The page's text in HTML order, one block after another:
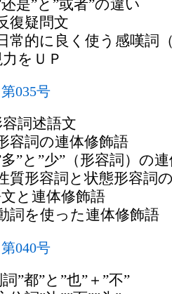
是”と”或者”の違い
復疑問文
常的に良く使う感嘆詞
をＵＰ
035号
詞述語文
容詞の連体修飾語
”と”少”（形容詞）の
質形容詞と状態形容詞
と連体修飾語
詞を使った連体修飾語
040号
”都”と”也”＋”不”